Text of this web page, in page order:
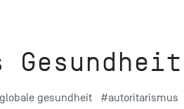
Gesundheit
gesundheit #autoritarismus